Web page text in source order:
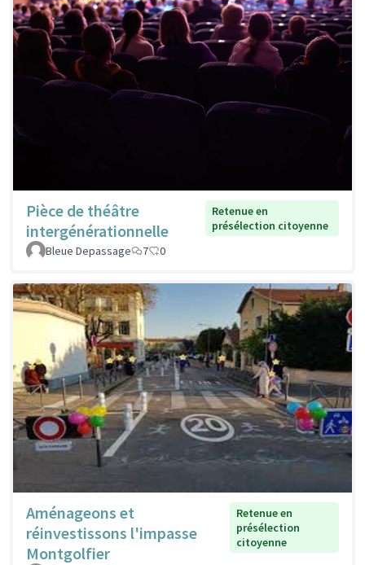
Pièce de théâtre
intergénérationnelle
Retenue en
présélection citoyenne
Bleue Depassage
7 0
Aménageons et
réinvestissons l'impasse
Montgolfier
Retenue en
présélection
citoyenne